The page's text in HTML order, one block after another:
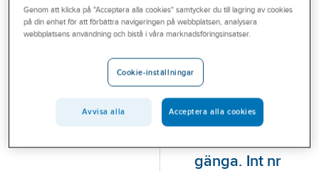
Branscher GF
Böj 90° med 1
muff, kort,
aducerad,
varmförzinkad,
kort båge, in-
gänga. Int nr
Genom att klicka på "Acceptera alla cookies" samtycker du till lagring av cookies
på din enhet för att förbättra navigeringen på webbplatsen, analysera
webbplatsens användning och bistå i våra marknadsföringsinsatser.
Cookie-inställningar
Avvisa alla Acceptera alla cookies